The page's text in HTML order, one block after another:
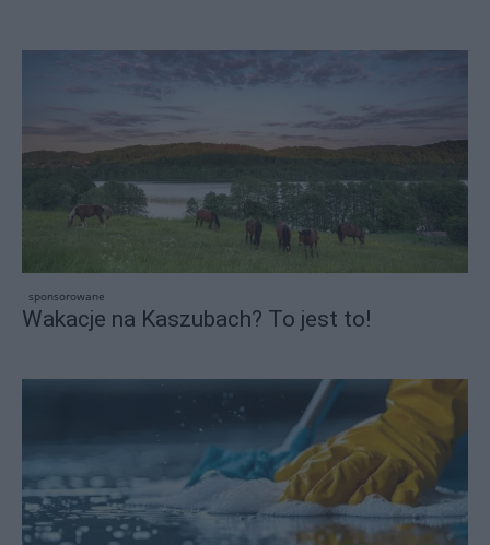
sponsorowane
Wakacje na Kaszubach? To jest to!